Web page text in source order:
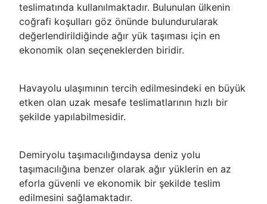
teslimatında kullanılmaktadır. Bulunulan ülkenin
coğrafi koşulları göz önünde bulundurularak
değerlendirildiğinde ağır yük taşıması için en
ekonomik olan seçeneklerden biridir.
Havayolu ulaşımının tercih edilmesindeki en büyük
etken olan uzak mesafe teslimatlarının hızlı bir
şekilde yapılabilmesidir.
Demiryolu taşımacılığındaysa deniz yolu
taşımacılığına benzer olarak ağır yüklerin en az
eforla güvenli ve ekonomik bir şekilde teslim
edilmesini sağlamaktadır.